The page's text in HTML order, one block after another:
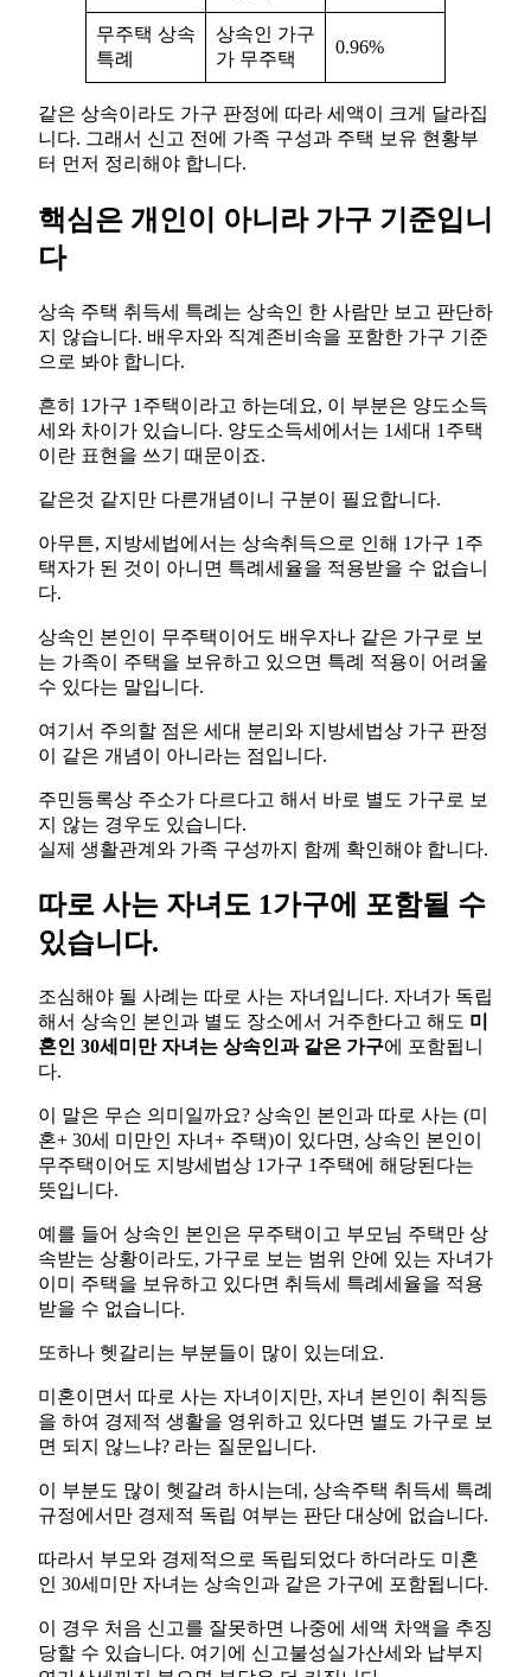
무주택 상속
특례
상속인 가구
가 무주택
0.96%
같은 상속이라도 가구 판정에 따라 세액이 크게 달라집
니다. 그래서 신고 전에 가족 구성과 주택 보유 현황부
터 먼저 정리해야 합니다.
핵심은 개인이 아니라 가구 기준입니
다
상속 주택 취득세 특례는 상속인 한 사람만 보고 판단하
지 않습니다. 배우자와 직계존비속을 포함한 가구 기준
으로 봐야 합니다.
흔히 1가구 1주택이라고 하는데요, 이 부분은 양도소득
세와 차이가 있습니다. 양도소득세에서는 1세대 1주택
이란 표현을 쓰기 때문이죠.
같은것 같지만 다른개념이니 구분이 필요합니다.
아무튼, 지방세법에서는 상속취득으로 인해 1가구 1주
택자가 된 것이 아니면 특례세율을 적용받을 수 없습니
다.
상속인 본인이 무주택이어도 배우자나 같은 가구로 보
는 가족이 주택을 보유하고 있으면 특례 적용이 어려울
수 있다는 말입니다.
여기서 주의할 점은 세대 분리와 지방세법상 가구 판정
이 같은 개념이 아니라는 점입니다.
주민등록상 주소가 다르다고 해서 바로 별도 가구로 보
지 않는 경우도 있습니다.
실제 생활관계와 가족 구성까지 함께 확인해야 합니다.
따로 사는 자녀도 1가구에 포함될 수
있습니다.
조심해야 될 사례는 따로 사는 자녀입니다. 자녀가 독립
해서 상속인 본인과 별도 장소에서 거주한다고 해도 미
혼인 30세미만 자녀는 상속인과 같은 가구에 포함됩니
다.
이 말은 무슨 의미일까요? 상속인 본인과 따로 사는 (미
혼+ 30세 미만인 자녀+ 주택)이 있다면, 상속인 본인이
무주택이어도 지방세법상 1가구 1주택에 해당된다는
뜻입니다.
예를 들어 상속인 본인은 무주택이고 부모님 주택만 상
속받는 상황이라도, 가구로 보는 범위 안에 있는 자녀가
이미 주택을 보유하고 있다면 취득세 특례세율을 적용
받을 수 없습니다.
또하나 헷갈리는 부분들이 많이 있는데요.
미혼이면서 따로 사는 자녀이지만, 자녀 본인이 취직등
을 하여 경제적 생활을 영위하고 있다면 별도 가구로 보
면 되지 않느냐? 라는 질문입니다.
이 부분도 많이 헷갈려 하시는데, 상속주택 취득세 특례
규정에서만 경제적 독립 여부는 판단 대상에 없습니다.
따라서 부모와 경제적으로 독립되었다 하더라도 미혼
인 30세미만 자녀는 상속인과 같은 가구에 포함됩니다.
이 경우 처음 신고를 잘못하면 나중에 세액 차액을 추징
당할 수 있습니다. 여기에 신고불성실가산세와 납부지